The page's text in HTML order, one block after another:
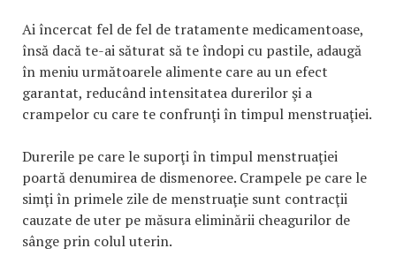
Ai încercat fel de fel de tratamente medicamentoase,
însă dacă te-ai săturat să te îndopi cu pastile, adaugă
în meniu următoarele alimente care au un efect
garantat, reducând intensitatea durerilor şi a
crampelor cu care te confrunţi în timpul menstruaţiei.
Durerile pe care le suporţi în timpul menstruaţiei
poartă denumirea de dismenoree. Crampele pe care le
simţi în primele zile de menstruaţie sunt contracţii
cauzate de uter pe măsura eliminării cheagurilor de
sânge prin colul uterin.